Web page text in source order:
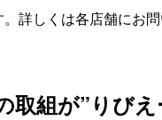
詳しくは各店舗にお問
取組が”りび